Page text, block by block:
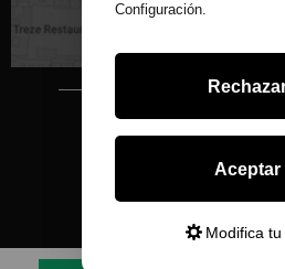
Copyright ©
Todos los derechos
Todos nuestros precios
Desarrollado
Configuración.
Aceptar
Modifica